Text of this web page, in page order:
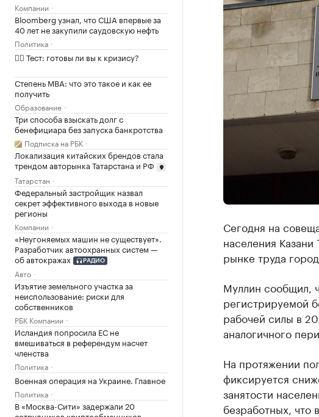
Компании
Bloomberg узнал, что США впервые за
40 лет не закупили саудовскую нефть
Политика
✍🏻 Тест: готовы ли вы к кризису?
Степень MBA: что это такое и как ее
получить
Образование
Три способа взыскать долг с
бенефициара без запуска банкротства
Подписка на РБК
Локализация китайских брендов стала
трендом авторынка Татарстана и РФ
Татарстан
Федеральный застройщик назвал
секрет эффективного выхода в новые
регионы
Компании
«Неугоняемых машин не существует».
Разработчик автоохранных систем —
об автокражах
РАДИО
Авто
Изъятие земельного участка за
неиспользование: риски для
собственников
РБК Компании
Исландия попросила ЕС не
вмешиваться в референдум насчет
членства
Политика
Военная операция на Украине. Главное
Политика
В «Москва-Сити» задержали 20
Сегодня на
населения
рынке труда
Муллин сообщил,
регистрируемой
рабочей силы в
аналогичного
На протяжении
фиксируется
занятости
безработных, что